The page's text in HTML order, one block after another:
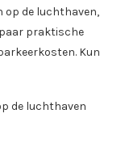
op de luchthaven,
praktische
Kun
de luchthaven